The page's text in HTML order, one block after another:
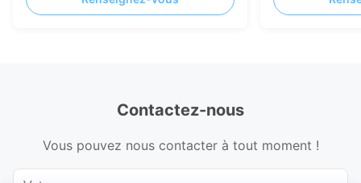
Contactez-nous
Vous pouvez nous contacter à tout moment !